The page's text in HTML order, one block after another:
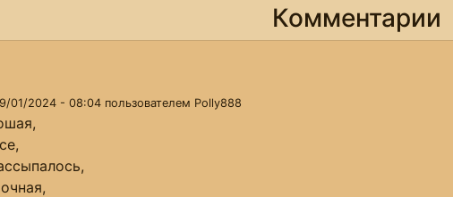
Комментарии
01/2024 - 08:04 пользователем Polly888